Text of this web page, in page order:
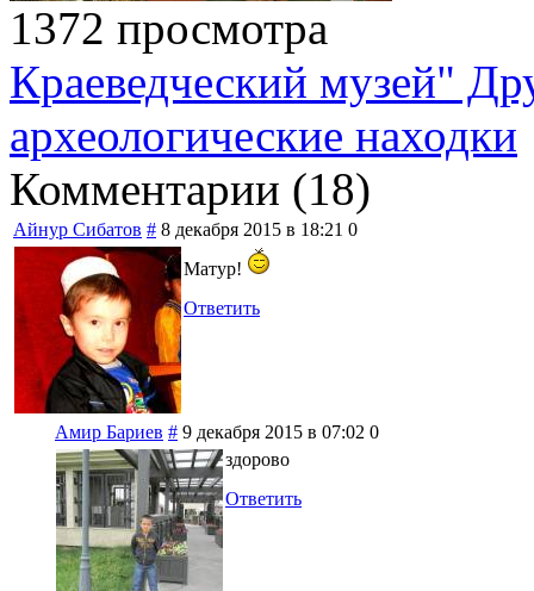
1372 просмотра
Краеведческий музей"
археологические находки
Комментарии (18)
Айнур Сибатов # 8 декабря 2015 в 18:21 0
Матур!
Ответить
Амир Бариев # 9 декабря 2015 в 07:02 0
здорово
Ответить